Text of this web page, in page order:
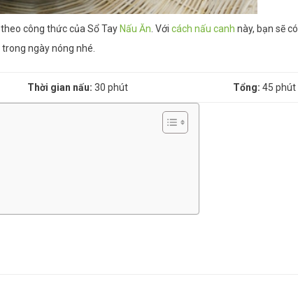
công thức của Sổ Tay Nấu Ăn . Với cách nấu canh này, bạn sẽ có
ngày nóng nhé.
Thời gian nấu: 30 phút Tổng: 45 phút